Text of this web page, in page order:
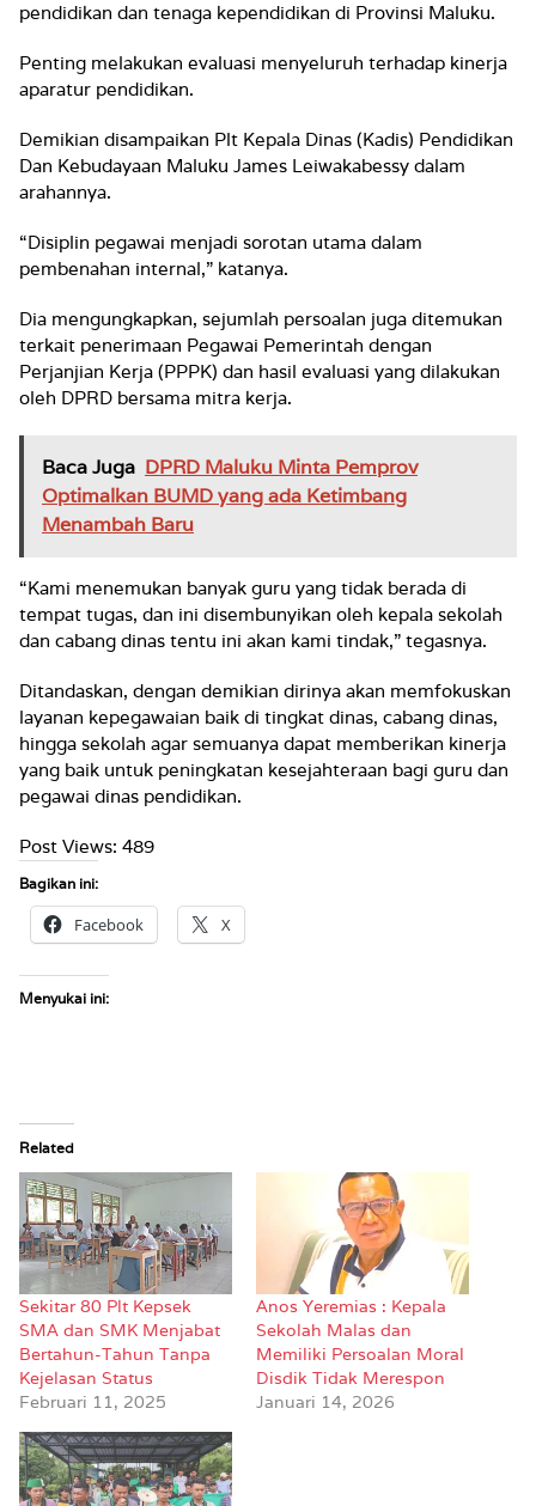
pendidikan dan tenaga kependidikan di Provinsi Maluku.
Penting melakukan evaluasi menyeluruh terhadap kinerja
aparatur pendidikan.
Demikian disampaikan Plt Kepala Dinas (Kadis) Pendidikan
Dan Kebudayaan Maluku James Leiwakabessy dalam
arahannya.
“Disiplin pegawai menjadi sorotan utama dalam
pembenahan internal,” katanya.
Dia mengungkapkan, sejumlah persoalan juga ditemukan
terkait penerimaan Pegawai Pemerintah dengan
Perjanjian Kerja (PPPK) dan hasil evaluasi yang dilakukan
oleh DPRD bersama mitra kerja.
Baca Juga DPRD Maluku Minta Pemprov
Optimalkan BUMD yang ada Ketimbang
Menambah Baru
“Kami menemukan banyak guru yang tidak berada di
tempat tugas, dan ini disembunyikan oleh kepala sekolah
dan cabang dinas tentu ini akan kami tindak,” tegasnya.
Ditandaskan, dengan demikian dirinya akan memfokuskan
layanan kepegawaian baik di tingkat dinas, cabang dinas,
hingga sekolah agar semuanya dapat memberikan kinerja
yang baik untuk peningkatan kesejahteraan bagi guru dan
pegawai dinas pendidikan.
Post Views: 489
Bagikan ini:
Facebook X
Menyukai ini:
Related
Sekitar 80 Plt Kepsek
SMA dan SMK Menjabat
Bertahun-Tahun Tanpa
Kejelasan Status
Februari 11, 2025
Anos Yeremias : Kepala
Sekolah Malas dan
Memiliki Persoalan Moral
Disdik Tidak Merespon
Januari 14, 2026